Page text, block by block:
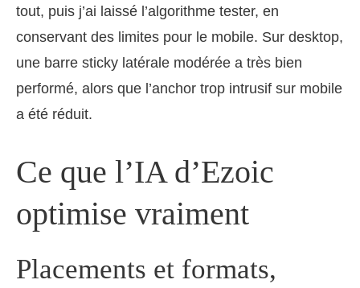
tout, puis j’ai laissé l’algorithme tester, en
conservant des limites pour le mobile. Sur desktop,
une barre sticky latérale modérée a très bien
performé, alors que l’anchor trop intrusif sur mobile
a été réduit.
Ce que l’IA d’Ezoic
optimise vraiment
Placements et formats,